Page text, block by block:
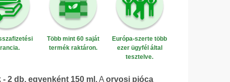
Több mint 60 saját
termék raktáron.
Európa-szerte több
ezer ügyfél által
tesztelve.
2 db, egyenként 150 ml.A orvosi pióca